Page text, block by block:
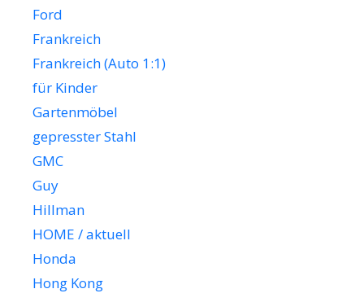
Ford
Frankreich
Frankreich (Auto 1:1)
für Kinder
Gartenmöbel
gepresster Stahl
GMC
Guy
Hillman
HOME / aktuell
Honda
Hong Kong